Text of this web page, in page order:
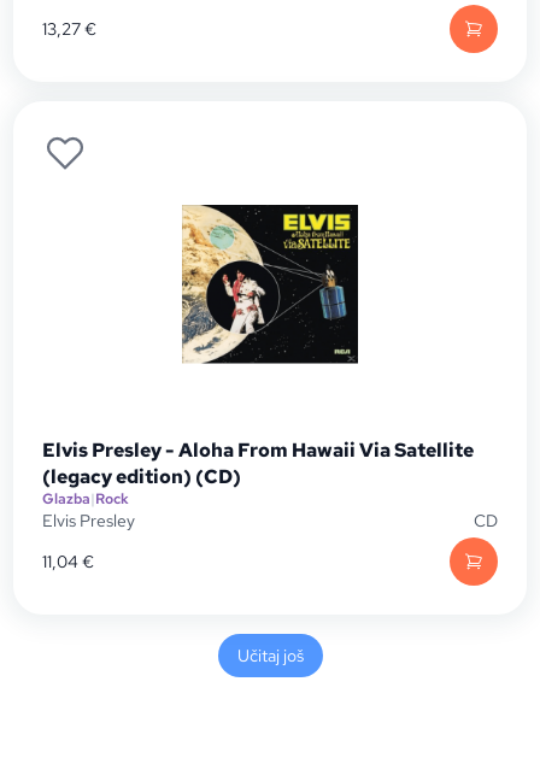
13,27€
Elvis Presley - Aloha From Hawaii Via Satellite
(legacy edition) (CD)
Glazba|Rock
Elvis Presley
CD
11,04€
Učitaj još